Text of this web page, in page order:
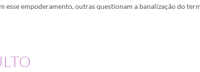
esse empoderamento, outras questionam a banalização do